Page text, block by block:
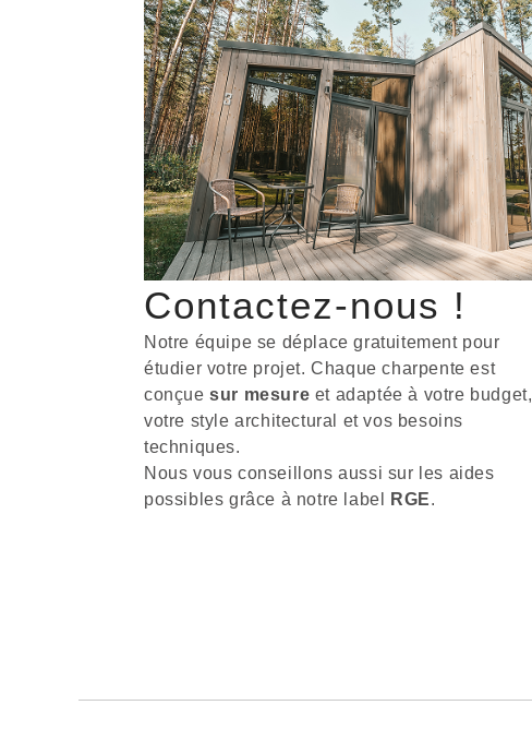
Contactez-nous !
Notre équipe se déplace gratuitement pour
étudier votre projet. Chaque charpente est
conçuesur mesure et adaptée à votre budget,
votre style architectural et vos besoins
techniques.
Nous vous conseillons aussi sur les aides
possibles grâce à notre label
RGE.